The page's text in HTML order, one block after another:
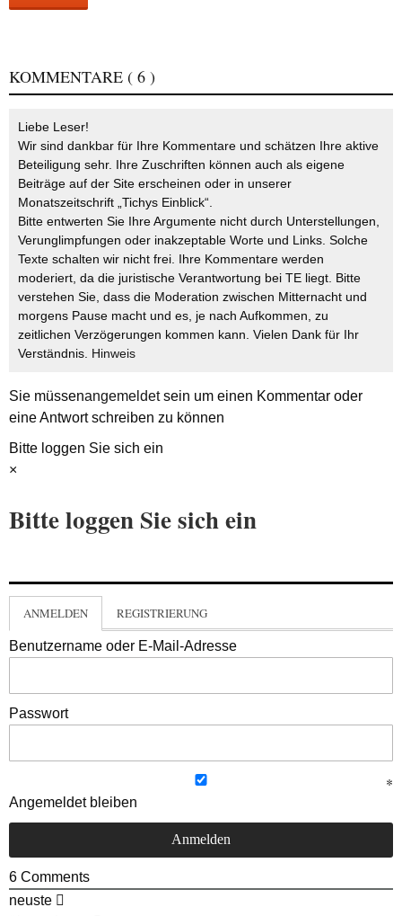
KOMMENTARE ( 6 )
Liebe Leser!
Wir sind dankbar für Ihre Kommentare und schätzen Ihre aktive
Beteiligung sehr. Ihre Zuschriften können auch als eigene
Beiträge auf der Site erscheinen oder in unserer
Monatszeitschrift „Tichys Einblick“.
Bitte entwerten Sie Ihre Argumente nicht durch Unterstellungen,
Verunglimpfungen oder inakzeptable Worte und Links. Solche
Texte schalten wir nicht frei. Ihre Kommentare werden
moderiert, da die juristische Verantwortung bei TE liegt. Bitte
verstehen Sie, dass die Moderation zwischen Mitternacht und
morgens Pause macht und es, je nach Aufkommen, zu
zeitlichen Verzögerungen kommen kann. Vielen Dank für Ihr
Verständnis. Hinweis
Sie müssenangemeldetsein um einen Kommentar oder
eine Antwort schreiben zu können
Bitte loggen Sie sich ein
×
Bitte loggen Sie sich ein
ANMELDEN REGISTRIERUNG
Benutzername oder E-Mail-Adresse
Passwort
Angemeldet bleiben
6 Comments
neuste